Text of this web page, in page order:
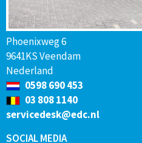
Phoenixweg 6
9641KS Veendam
Nederland
0598 690 453
03 808 1140
servicedesk@edc.nl
SOCIAL MEDIA